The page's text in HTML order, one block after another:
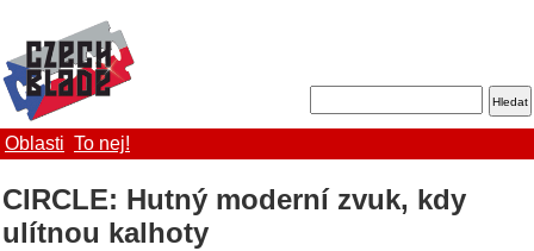
Oblasti To nej!
CIRCLE: Hutný moderní zvuk, kdy
ulítnou kalhoty